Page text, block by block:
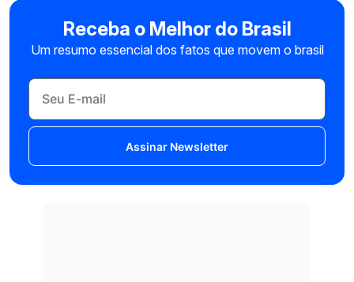
Receba o Melhor do Brasil
Um resumo essencial dos fatos que movem o brasil
Assinar Newsletter